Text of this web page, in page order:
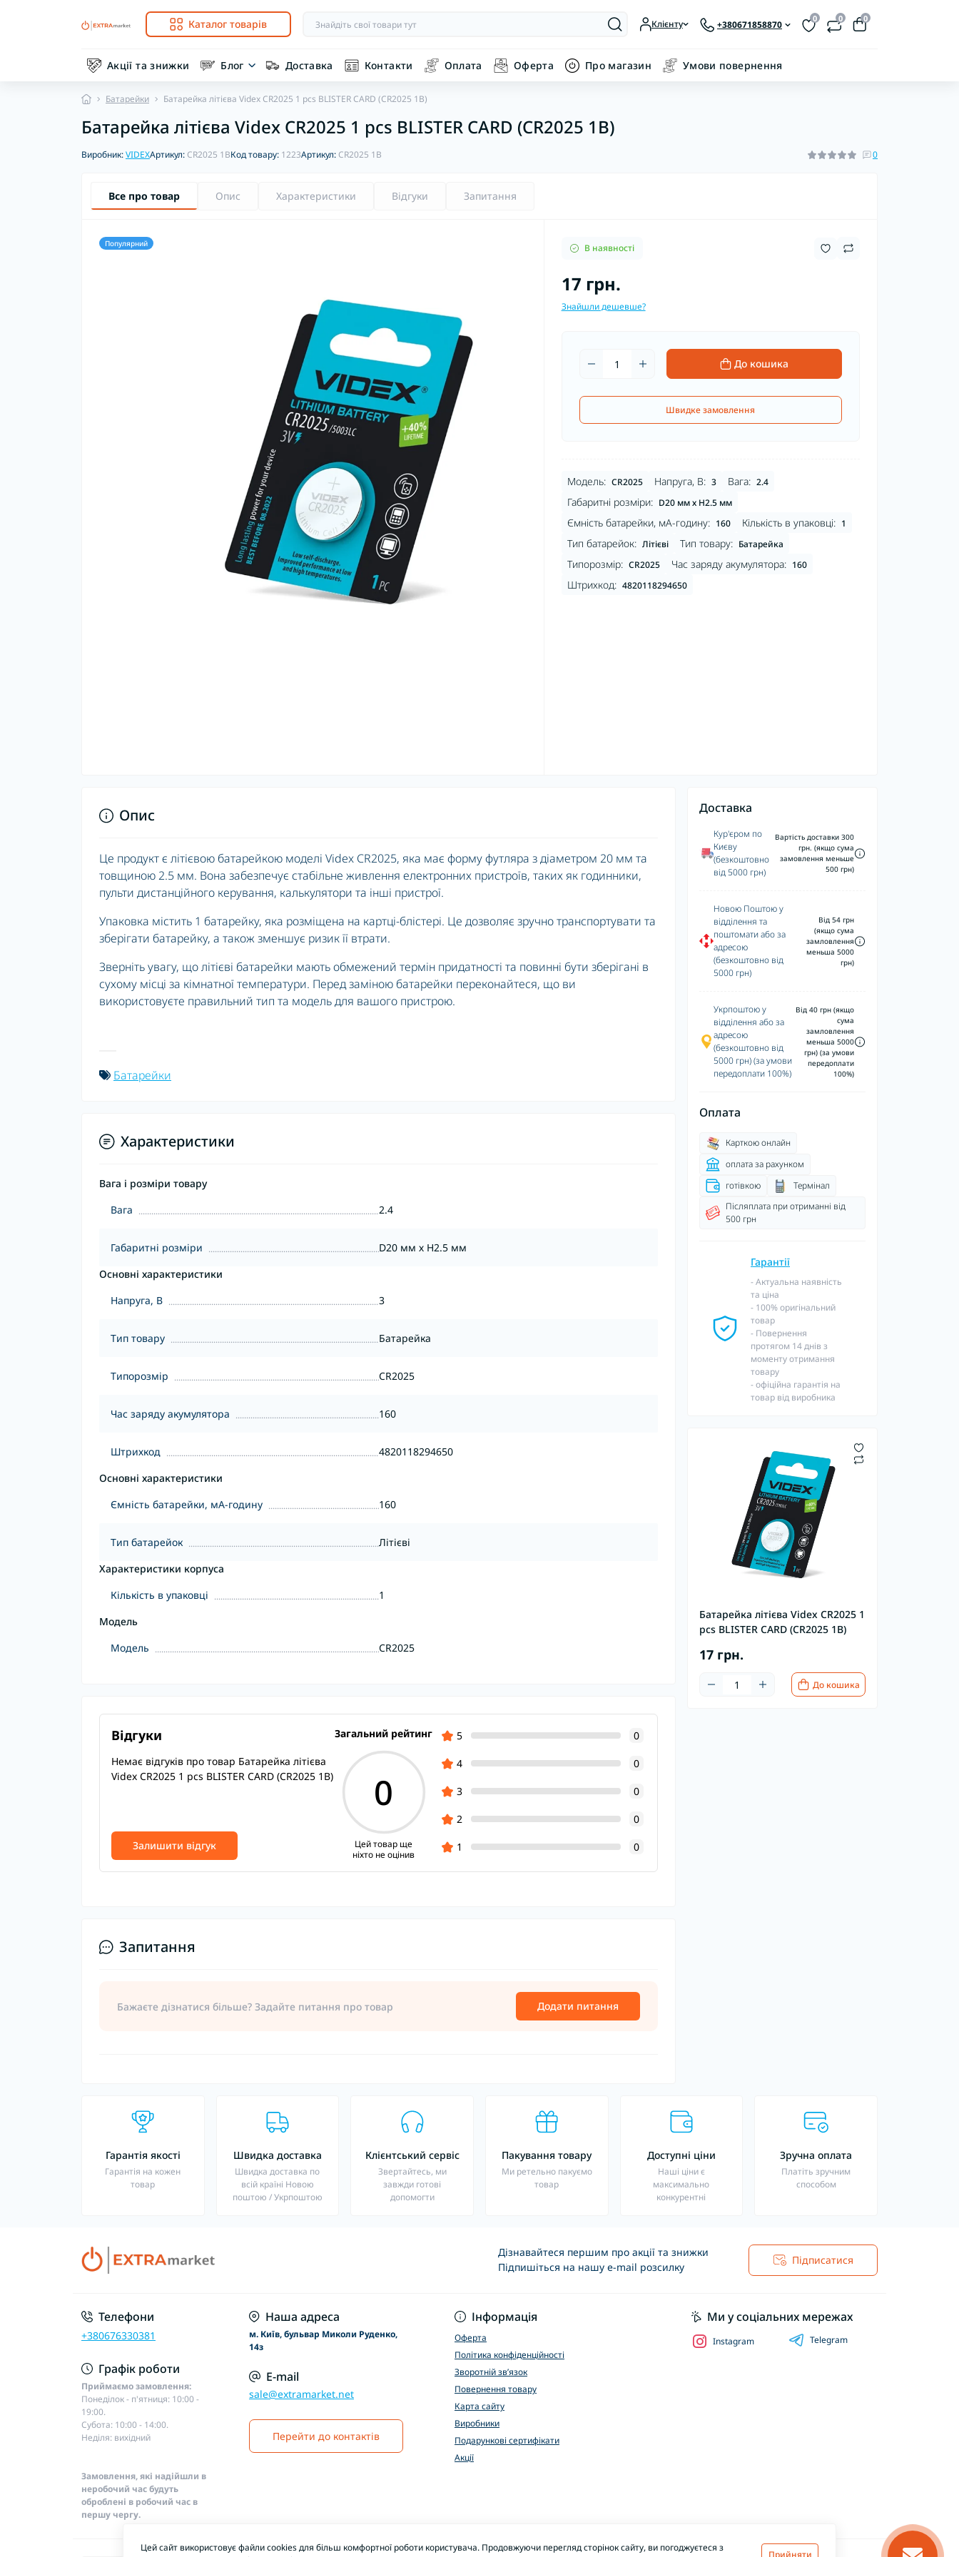
Каталог товарів Клієнту +380671858870
0 0 0
Акції та знижки Блог Доставка Контакти Оплата Оферта Про магазин Умови повернення
Батарейки Батарейка літієва Videx CR2025 1 pcs BLISTER CARD (CR2025 1B)
Батарейка літієва Videx CR2025 1 pcs BLISTER CARD (CR2025 1B)
Виробник:VIDEXАртикул: CR2025 1BКод товару: 1223Артикул: CR2025 1B 0
Все про товар Опис Характеристики Відгуки Запитання
Популярний В наявності
17 грн.
Знайшли дешевше?
До кошика
Швидке замовлення
Модель: CR2025 Напруга, В: 3 Вага: 2.4
Габаритні розміри: D20 мм х H2.5 мм
Ємність батарейки, мА-годину: 160 Кількість в упаковці: 1
Тип батарейок: Літієві Тип товару: Батарейка
Типорозмір: CR2025 Час заряду акумулятора: 160
Штрихкод: 4820118294650
Доставка
Кур'єром по
Києву
(безкоштовно
від 5000 грн)
Вартість доставки 300
грн. (якщо сума
замовлення меньше
500 грн)
Новою Поштою у
відділення та
поштомати або за
адресою
(безкоштовно від
5000 грн)
Від 54 грн
(якщо сума
замловлення
меньша 5000
грн)
Укрпоштою у
відділення або за
адресою
(безкоштовно від
5000 грн) (за умови
передоплати 100%)
Від 40 грн (якщо
сума
замловлення
меньша 5000
грн) (за умови
передоплати
100%)
Оплата
Карткою онлайн
оплата за рахунком
готівкою
Термінал
Післяплата при отриманні від
500 грн
Гарантії
- Актуальна наявність
та ціна
- 100% оригінальний
товар
- Повернення
протягом 14 днів з
моменту отримання
товару
- офіційна гарантія на
товар від виробника
Батарейка літієва Videx CR2025 1
pcs BLISTER CARD (CR2025 1B)
17 грн.
До кошика
Опис
Це продукт є літієвою батарейкою моделі Videx CR2025, яка має форму футляра з діаметром 20 мм та
товщиною 2.5 мм. Вона забезпечує стабільне живлення електронних пристроїв, таких як годинники,
пульти дистанційного керування, калькулятори та інші пристрої.
Упаковка містить 1 батарейку, яка розміщена на картці-блістері. Це дозволяє зручно транспортувати та
зберігати батарейку, а також зменшує ризик її втрати.
Зверніть увагу, що літієві батарейки мають обмежений термін придатності та повинні бути зберігані в
сухому місці за кімнатної температури. Перед заміною батарейки переконайтеся, що ви
використовуєте правильний тип та модель для вашого пристрою.
Батарейки
Характеристики
Вага і розміри товару
Вага
2.4
Габаритні розміри
D20 мм х H2.5 мм
Основні характеристики
Напруга, В
3
Тип товару Батарейка
Типорозмір CR2025
Час заряду акумулятора 160
Штрихкод
4820118294650
Основні характеристики
Ємність батарейки, мА-годину
160
Тип батарейок
Літієві
Характеристики корпуса
Кількість в упаковці
1
Модель
Модель
CR2025
Відгуки
Немає відгуків про товар Батарейка літієва
Videx CR2025 1 pcs BLISTER CARD (CR2025 1B)
Залишити відгук
Загальний рейтинг
0
Цей товар ще
ніхто не оцінив
5 0
4 0
3 0
2 0
1 0
Запитання
Бажаєте дізнатися більше? Задайте питання про товар Додати питання
Гарантія якості
Гарантія на кожен
товар
Швидка доставка
Швидка доставка по
всій країні Новою
поштою / Укрпоштою
Клієнтський сервіс
Звертайтесь, ми
завжди готові
допомогти
Пакування товару
Ми ретельно пакуємо
товар
Доступні ціни
Наші ціни є
максимально
конкурентні
Зручна оплата
Платіть зручним
способом
Дізнавайтеся першим про акції та знижки
Підпишіться на нашу e-mail розсилку
Підписатися
Телефони
+380676330381
Графік роботи
Приймаємо замовлення:
Понеділок - п'ятниця: 10:00 -
19:00.
Субота: 10:00 - 14:00.
Неділя: вихідний
Замовлення, які надійшли в
неробочий час будуть
оброблені в робочий час в
першу чергу.
Наша адреса
м. Київ, бульвар Миколи Руденко,
14з
E-mail
sale@extramarket.net
Перейти до контактів
Інформація
Оферта
Політика конфіденційності
Зворотній зв’язок
Повернення товару
Карта сайту
Виробники
Подарункові сертифікати
Акції
Ми у соціальних мережах
Instagram Telegram
Цей сайт використовує файли cookies для більш комфортної роботи користувача. Продовжуючи перегляд сторінок сайту, ви погоджуєтеся з
Прийняти